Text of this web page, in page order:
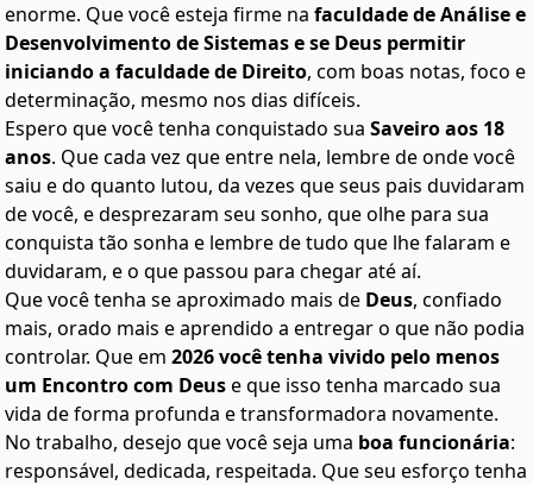
enorme. Que você esteja firme na faculdade de Análise e
Desenvolvimento de Sistemas e se Deus permitir
iniciando a faculdade de Direito, com boas notas, foco e
determinação, mesmo nos dias difíceis.
Espero que você tenha conquistado sua Saveiro aos 18
anos. Que cada vez que entre nela, lembre de onde você
saiu e do quanto lutou, da vezes que seus pais duvidaram
de você, e desprezaram seu sonho, que olhe para sua
conquista tão sonha e lembre de tudo que lhe falaram e
duvidaram, e o que passou para chegar até aí.
Que você tenha se aproximado mais de Deus, confiado
mais, orado mais e aprendido a entregar o que não podia
controlar. Que em 2026 você tenha vivido pelo menos
um Encontro com Deuse que isso tenha marcado sua
vida de forma profunda e transformadora novamente.
No trabalho, desejo que você seja uma boa funcionária:
responsável, dedicada, respeitada. Que seu esforço tenha